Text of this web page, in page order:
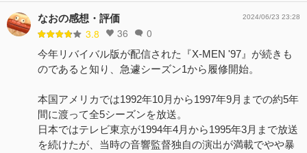
なおの感想・評価
3.8 36 0
2024/06/23 23:28
今年リバイバル版が配信された『X-MEN '97』が続きも
のであると知り、急遽シーズン1から履修開始。
本国アメリカでは1992年10月から1997年9月までの約5年
間に渡って全5シーズンを放送。
日本ではテレビ東京が1994年4月から1995年3月まで放送
を続けたが、当時の音響監督独自の演出が満載でやや暴